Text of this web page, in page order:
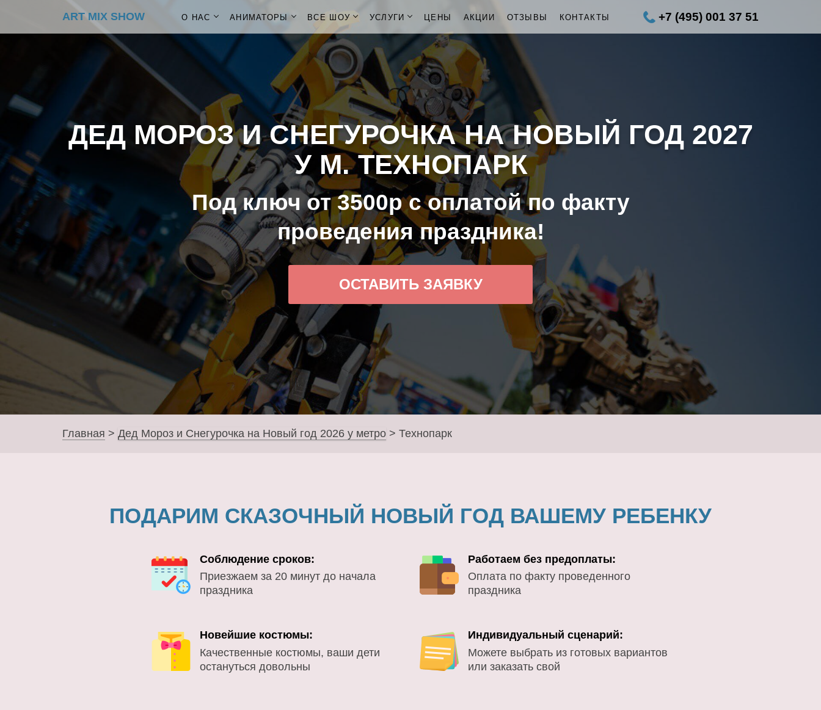
ART MIX SHOW О НАС АНИМАТОРЫ ВСЕ ШОУ УСЛУГИ ЦЕНЫ АКЦИИ ОТЗЫВЫ КОНТАКТЫ +7 (495) 001 37 51
ДЕД МОРОЗ И СНЕГУРОЧКА НА НОВЫЙ ГОД 2027
У М. ТЕХНОПАРК
Под ключ от 3500р с оплатой по факту
проведения праздника!
ОСТАВИТЬ ЗАЯВКУ
Главная > Дед Мороз и Снегурочка на Новый год 2026 у метро > Технопарк
ПОДАРИМ СКАЗОЧНЫЙ НОВЫЙ ГОД ВАШЕМУ РЕБЕНКУ
Соблюдение сроков:
Приезжаем за 20 минут до начала
праздника
Работаем без предоплаты:
Оплата по факту проведенного
праздника
Новейшие костюмы:
Качественные костюмы, ваши дети
остануться довольны
Индивидуальный сценарий:
Можете выбрать из готовых вариантов
или заказать свой